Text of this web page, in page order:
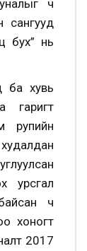
ч
сангууд
бух” нь
ба хувь
гаригт
рупийн
урсгал
ч
хоногт
2017